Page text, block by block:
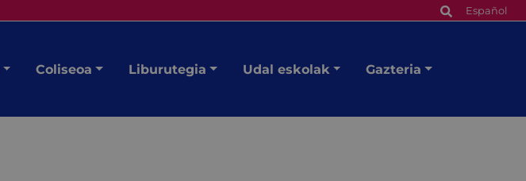
Español
Coliseoa Liburutegia Udal eskolak Gazteria